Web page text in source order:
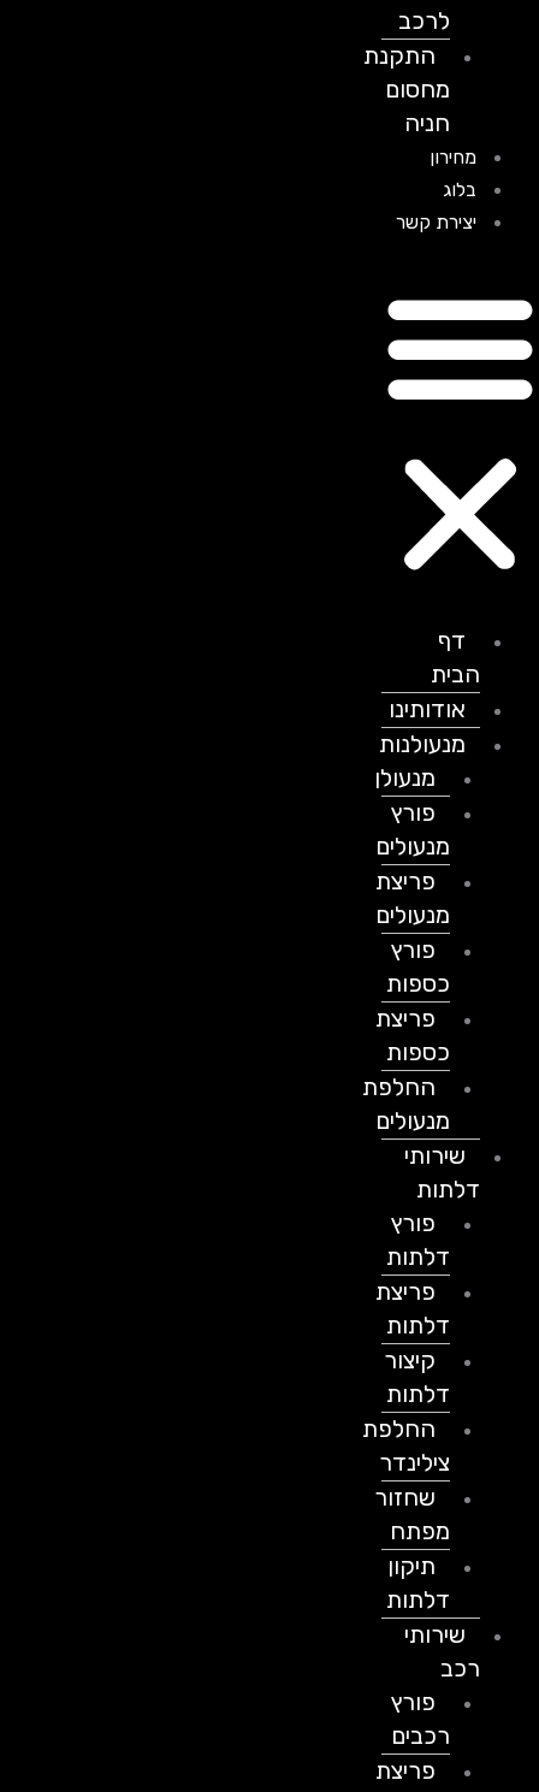
לרכב
התקנת
מחסום
חניה
מחירון
בלוג
יצירת קשר
דף
הבית
אודותינו
מנעולנות
מנעולן
פורץ
מנעולים
פריצת
מנעולים
פורץ
כספות
פריצת
כספות
החלפת
מנעולים
שירותי
דלתות
פורץ
דלתות
פריצת
דלתות
קיצור
דלתות
החלפת
צילינדר
שחזור
מפתח
תיקון
דלתות
שירותי
פורץ
רכבים
פריצת